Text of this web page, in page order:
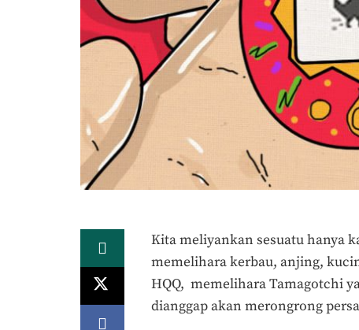
Kita meliyankan sesuatu hanya
memelihara kerbau, anjing,
HQQ, memelihara Tamagotchi
dianggap akan merongrong